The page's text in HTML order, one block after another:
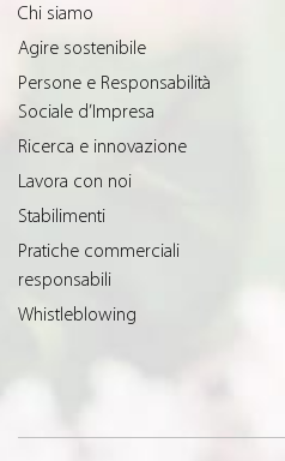
Chi siamo
Agire sostenibile
Persone e Responsabilità
Sociale d’Impresa
Ricerca e innovazione
Lavora con noi
Stabilimenti
Pratiche commerciali
responsabili
Whistleblowing